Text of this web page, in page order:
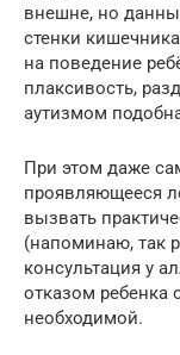
внешне, но
стенки
на поведение
плаксивость,
аутизмом
При этом даже
проявляющееся
вызвать
(напоминаю, так
консультация у
отказом ребенка
необходимой.